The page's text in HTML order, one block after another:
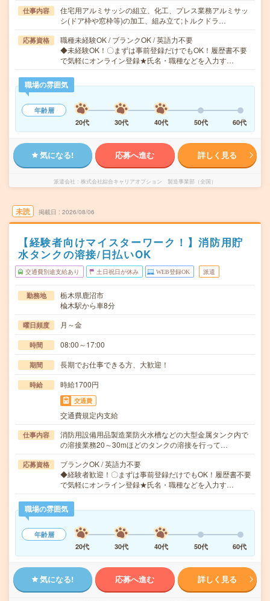
仕事内容
住宅用アルミサッシの組立、化工、プレス業務アルミサッ
シ(ドア枠や窓枠等)の加工、組み立て;トルクドラ…
応募資格
職種未経験OK / ブランクOK / 英語力不要
◆未経験OK！〇まずは事前登録だけでもOK！履歴書不要
で気軽にオンライン登録★氏名・職種などを入力す…
職場の雰囲気
年齢層
20代
30代 40代 50代 60代
気になる! 応募へ進む 詳しく見る
派遣会社 株式会社綜合キャリアオプション 製造事業部（全国）
未読 掲載日 2026/08/06
【経験者向けマイスターワーク！】消防用貯
水タンクの溶接/日払いOK
交通費別途支給あり 土日祝日が休み WEB登録OK 派遣
勤務地
栃木県鹿沼市
楡木駅から車8分
曜日頻度 月～金
時間 08:00～17:00
期間 長期でお仕事できる方、大歓迎！
時給 時給1700円
交通費
交通費規定内支給
仕事内容
消防用設備用品製造業防火水槽などの大型金属タンク内で
の溶接業務20～30mほどのタンクの溶接を行って…
応募資格
ブランクOK / 英語力不要
◆経験者歓迎！〇まずは事前登録だけでもOK！履歴書不要
で気軽にオンライン登録★氏名・職種などを入力す…
職場の雰囲気
年齢層
20代
30代 40代 50代 60代
気になる! 応募へ進む 詳しく見る